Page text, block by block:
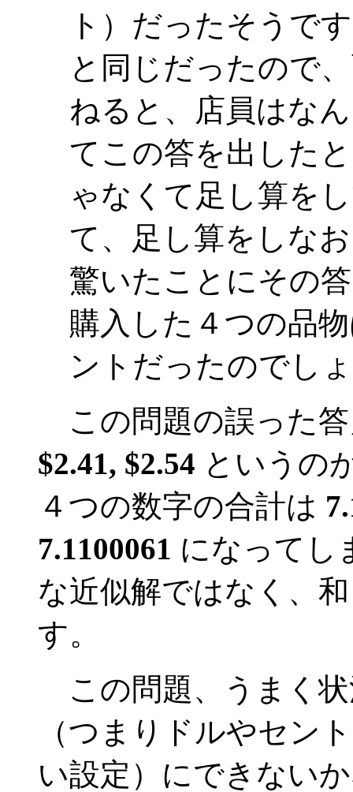
ト）だったそうで
と同じだったので
ねると、店員はな
てこの答を出した
ゃなくて足し算を
て、足し算をしな
驚いたことにその
購入した４つの品
ントだったのでし
この問題の誤った
$2.41, $2.54 というの
４つの数字の合計は
7.1100061 になってし
な近似解ではなく、
す。
この問題、うまく
（つまりドルやセン
い設定）にできない